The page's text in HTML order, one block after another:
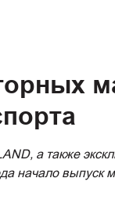
а также
начало